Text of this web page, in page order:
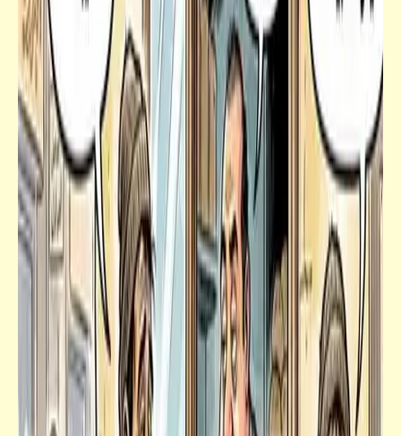
فيدراديو
الفوارق بين سيارة الرئيس الروسي وسيارة
الرئيس الأمريكي